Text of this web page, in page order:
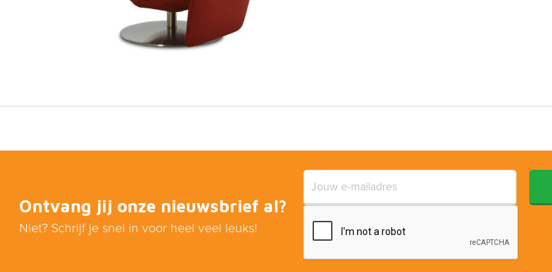
Ontvang jij onze nieuwsbrief al?
Niet? Schrijf je snel in voor heel veel leuks!